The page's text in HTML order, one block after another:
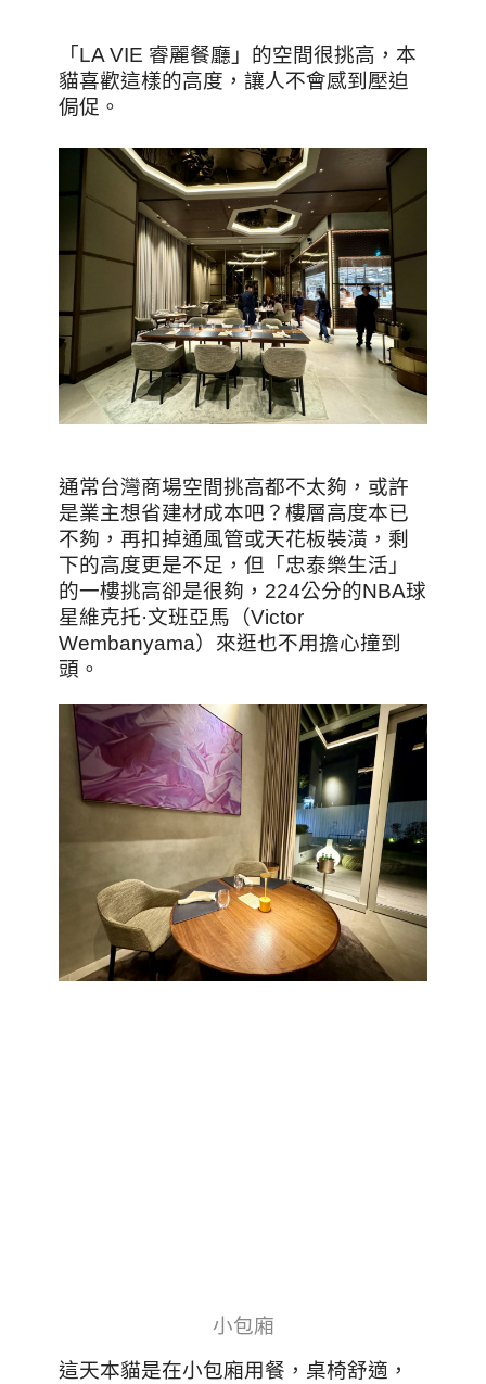
「LA VIE 睿麗餐廳」的空間很挑高，本
貓喜歡這樣的高度，讓人不會感到壓迫
侷促。
通常台灣商場空間挑高都不太夠，或許
是業主想省建材成本吧？樓層高度本已
不夠，再扣掉通風管或天花板裝潢，剩
下的高度更是不足，但「忠泰樂生活」
的一樓挑高卻是很夠，224公分的NBA球
星維克托·文班亞馬（Victor
Wembanyama）來逛也不用擔心撞到
頭。
小包廂
這天本貓是在小包廂用餐，桌椅舒適，